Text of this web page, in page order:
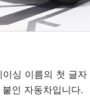
싱 이름의 첫 글
인 자동차입니다.